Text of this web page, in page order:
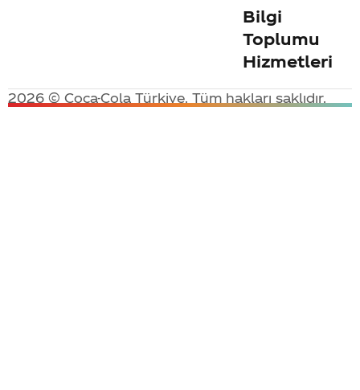
Bilgi
Toplumu
Hizmetleri
2026 © Coca-Cola Türkiye. Tüm hakları saklıdır.